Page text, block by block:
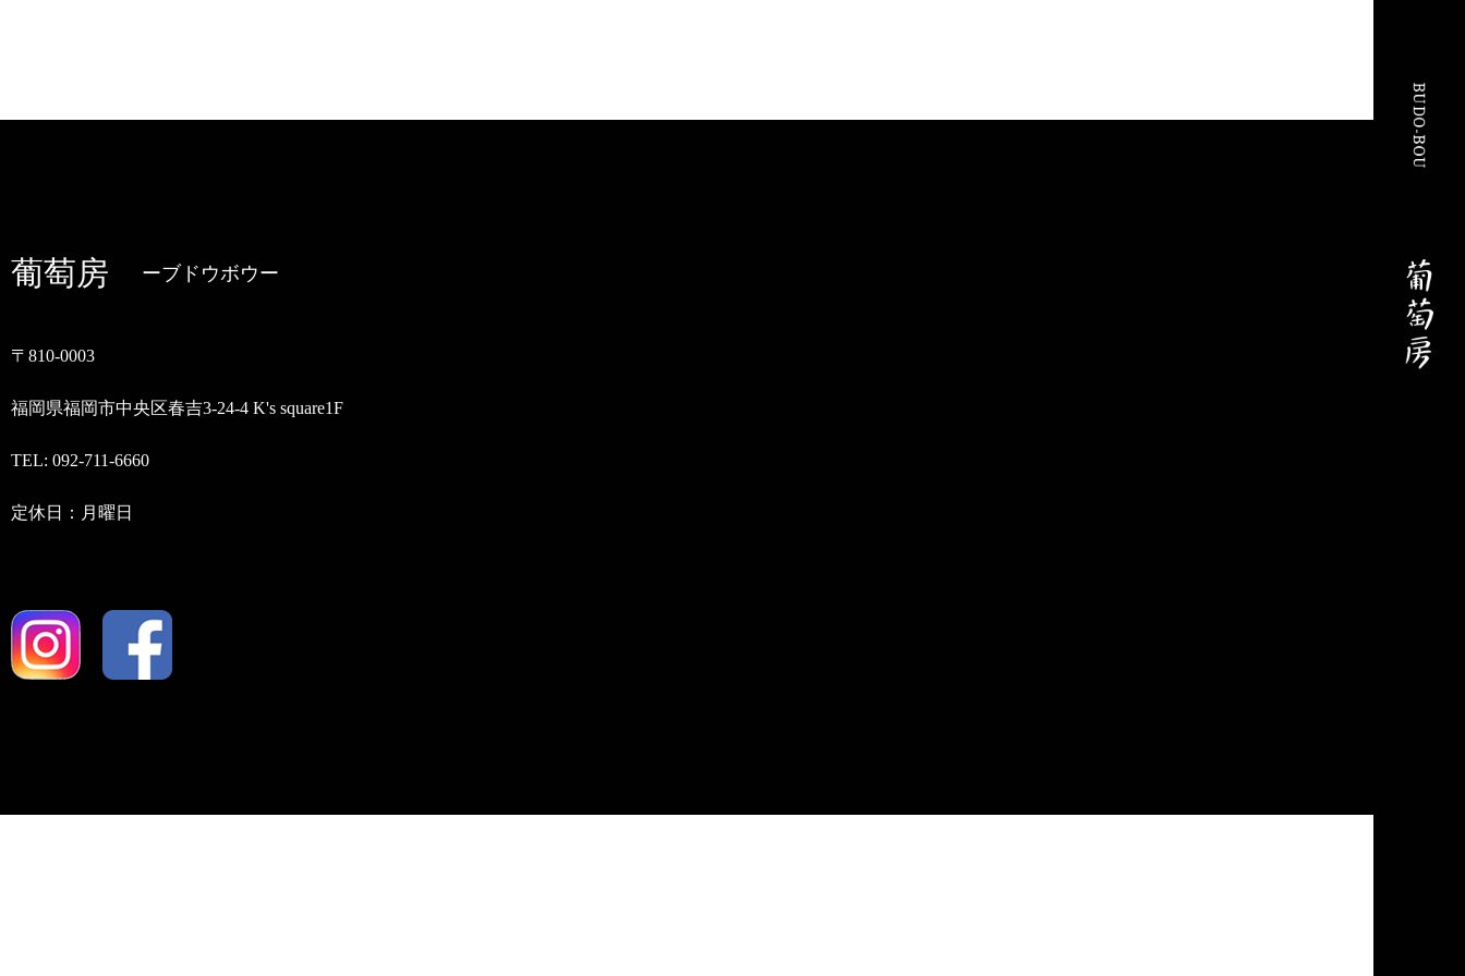
葡萄房 ブドウボウ
〒810-0003
福岡県福岡市中央区春吉3-24-4 K's square1F
TEL: 092-711-6660
定休日：月曜日